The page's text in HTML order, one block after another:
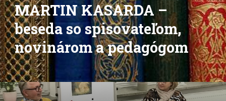
MARTIN KASARDA –
beseda so spisovateľom,
novinárom a pedagógom